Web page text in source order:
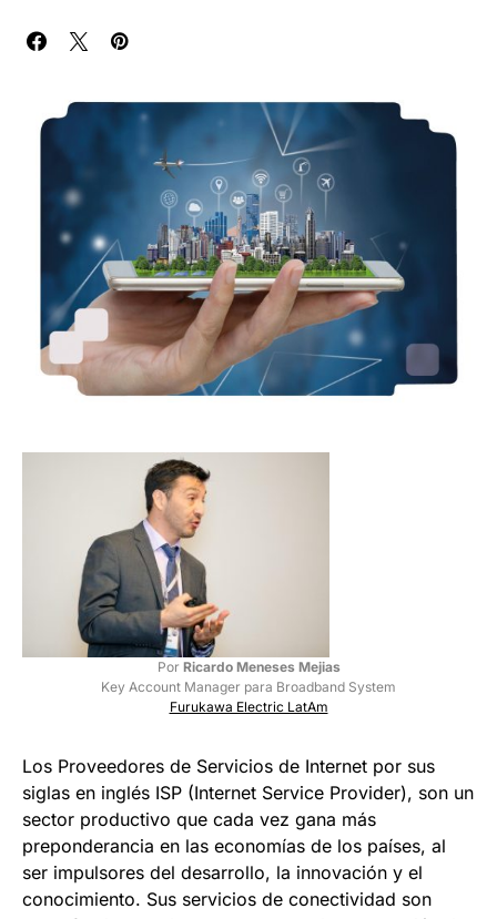
Por Ricardo Meneses Mejias
Key Account Manager para Broadband System
Furukawa Electric LatAm
Los Proveedores de Servicios de Internet por sus
siglas en inglés ISP (Internet Service Provider), son un
sector productivo que cada vez gana más
preponderancia en las economías de los países, al
ser impulsores del desarrollo, la innovación y el
conocimiento. Sus servicios de conectividad son